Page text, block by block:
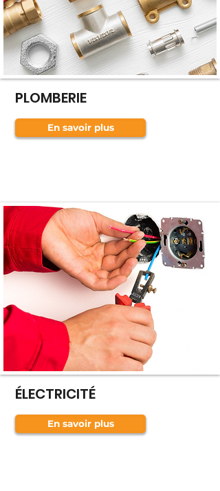
PLOMBERIE
En savoir plus
ÉLECTRICITÉ
En savoir plus